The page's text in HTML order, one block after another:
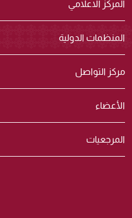
المركز الاعلامي
المنظمات الدولية
مركز التواصل
الأعضاء
المرجعيات